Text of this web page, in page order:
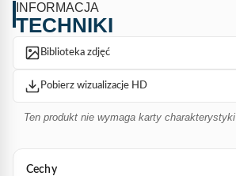
INFORMACJA
TECHNIKI
Biblioteka zdjęć
Pobierz wizualizacje HD
Ten produkt nie wymaga karty charakterystyki
Cechy